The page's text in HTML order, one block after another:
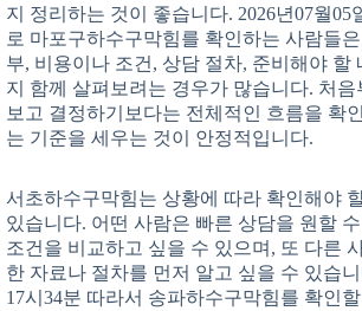
지 정리하는 것이 좋습니다. 2026년07월05
로 마포구하수구막힘를 확인하는 사람들
부, 비용이나 조건, 상담 절차, 준비해야 할
지 함께 살펴보려는 경우가 많습니다. 처
보고 결정하기보다는 전체적인 흐름을 확
는 기준을 세우는 것이 안정적입니다.
서초하수구막힘는 상황에 따라 확인해야
있습니다. 어떤 사람은 빠른 상담을 원할
조건을 비교하고 싶을 수 있으며, 또 다른
한 자료나 절차를 먼저 알고 싶을 수 있습니
17시34분 따라서 송파하수구막힘를 확인